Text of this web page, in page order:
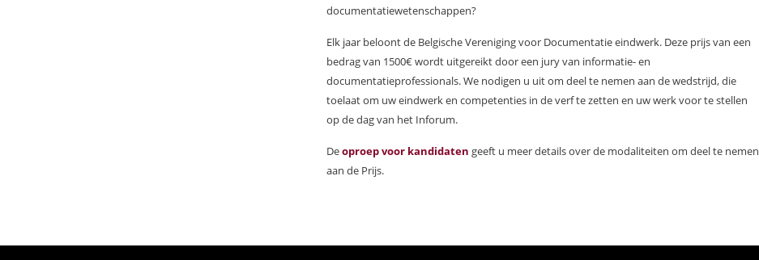
documentatiewetenschappen?
Elk jaar beloont de Belgische Vereniging voor Documentatie eindwerk. Deze prijs van een
bedrag van 1500€ wordt uitgereikt door een jury van informatie- en
documentatieprofessionals. We nodigen u uit om deel te nemen aan de wedstrijd, die
toelaat om uw eindwerk en competenties in de verf te zetten en uw werk voor te stellen
op de dag van het Inforum.
Deoproep voor kandidaten geeft u meer details over de modaliteiten om deel te nemen
aan de Prijs.